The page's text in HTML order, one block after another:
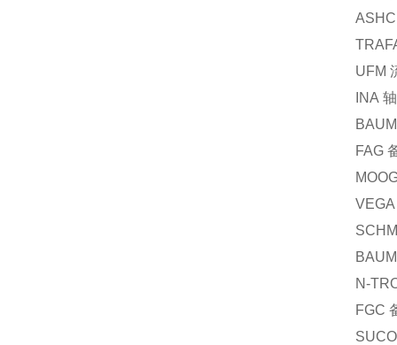
UFM
INA
FAG
VEGA
N-
FGC
SUCO